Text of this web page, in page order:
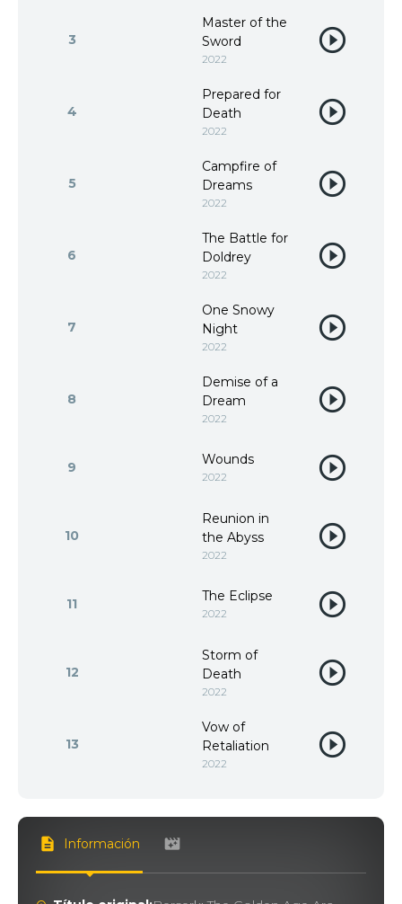
3
Master of the
Sword
2022
4
Prepared for
Death
2022
5
Campfire of
Dreams
2022
6
The Battle for
Doldrey
2022
7
One Snowy
Night
2022
8
Demise of a
Dream
2022
9 Wounds
2022
10
Reunion in
the Abyss
2022
11 The Eclipse
2022
12
Storm of
Death
2022
13
Vow of
Retaliation
2022
Información